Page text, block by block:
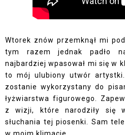
Wtorek znów przemknął mi
tym razem jednak padło
najbardziej wpasował mi się w
to mój ulubiony utwór
zostanie wykorzystany do
łyżwiarstwa figurowego.
z wizji, które narodziły się
słuchania tej piosenki. Sam
w moim klimacie.